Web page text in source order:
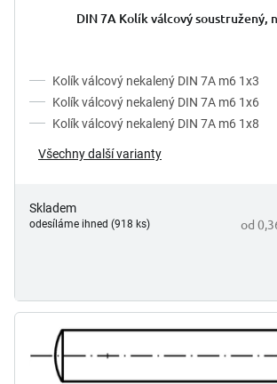
DIN 7A Kolík válcový soustružený,
Kolík válcový nekalený DIN 7A m6 1x3
Kolík válcový nekalený DIN 7A m6 1x6
Kolík válcový nekalený DIN 7A m6 1x8
Všechny další varianty
Skladem
odesíláme ihned (918 ks) od